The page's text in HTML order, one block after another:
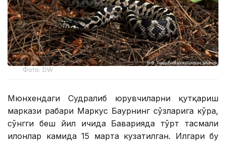
Фото: DW
Мюнхендаги Судралиб юрувчиларни қутқариш
маркази раҳбари Маркус Баурнинг сўзларига кўра,
сўнгги беш йил ичида Баварияда тўрт тасмали
илонлар камида 15 марта кузатилган. Илгари бу